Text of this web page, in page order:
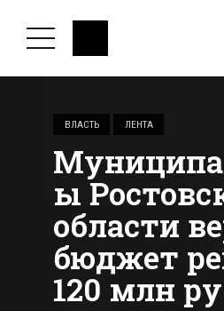
ВЛАСТЬ ЛЕНТА
ы
области
бюджет
120 млн